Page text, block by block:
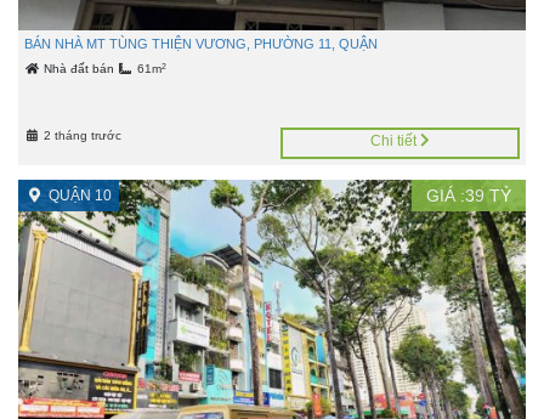
BÁN NHÀ MT TÙNG THIỆN VƯƠNG, PHƯỜNG 11, QUẬN
Nhà đất bán 61m2
2 tháng trước Chi tiết
QUẬN 10 GIÁ :39 TỶ